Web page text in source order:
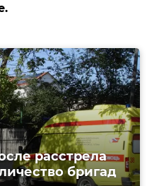
расстрела
бригад